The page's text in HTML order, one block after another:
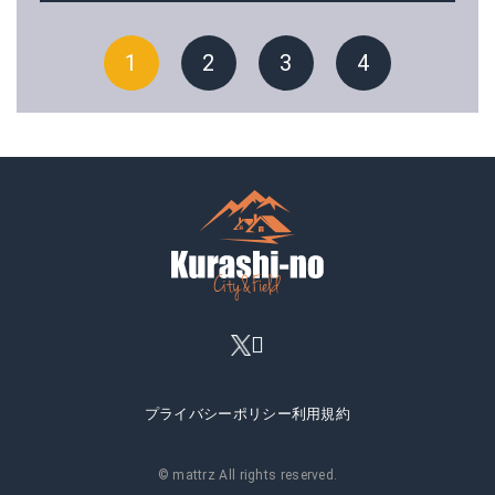
1 2 3 4
プライバシーポリシー利用規約
© mattrz All rights reserved.